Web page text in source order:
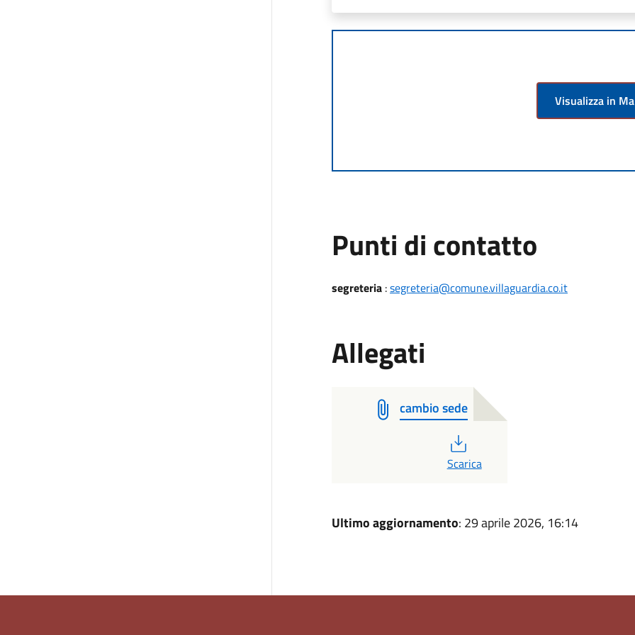
Visualizza in
Punti di contatto
segreteria:segreteria@comune.villaguardia.co.it
Allegati
cambio sede
PDF
Scarica
Ultimo aggiornamento: 29 aprile 2026, 16:14